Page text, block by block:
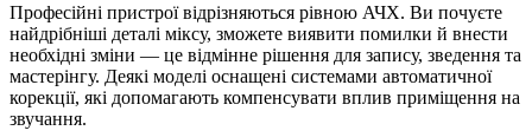
Професійні пристрої відрізняються рівною АЧХ. Ви почуєте
найдрібніші деталі міксу, зможете виявити помилки й внести
необхідні зміни — це відмінне рішення для запису, зведення та
мастерінгу. Деякі моделі оснащені системами автоматичної
корекції, які допомагають компенсувати вплив приміщення на
звучання.